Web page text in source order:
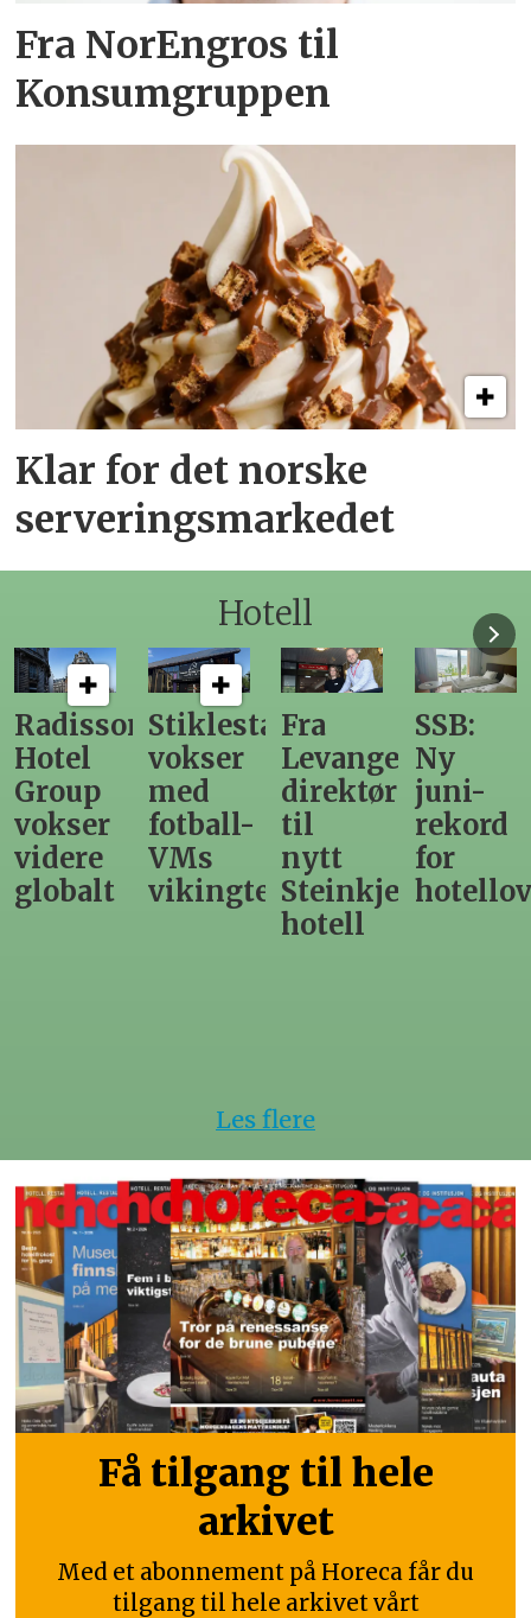
Fra NorEngros til
Konsumgruppen
Klar for det norske
serveringsmarkedet
Hotell
Radisson
Hotel
Group
vokser
videre
globalt
Stiklestad
vokser
med
fotball-
VMs
vikingtematikk
Fra
Levanger-
direktør
til
nytt
Steinkjer-
hotell
SSB:
Ny
juni-
rekord
for
Les flere
Få tilgang til hele
arkivet
Med et abonnement på Horeca får du
tilgang til hele arkivet vårt